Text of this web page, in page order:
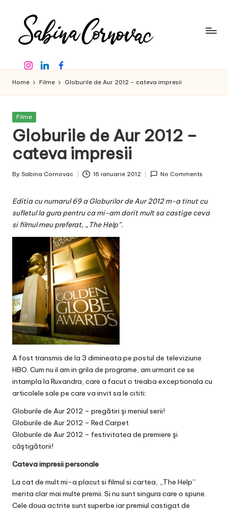
content
a
b
in
a
C
o
r
n
o
v
O
nl
in
e
creator
de
16
-
InstagramLinkedinFacebook
Home Filme Globurile de Aur 2012 – cateva impresii
Posted
Filme
Globurile de Aur 2012 –
cateva impresii
Posted
By Sabina Cornovac 16 ianuarie 2012 No Comments
Editia cu numarul 69 a Globurilor de Aur 2012 m-a tinut cu
sufletul la gura pentru ca mi-am dorit mult sa castige ceva
si filmul meu preferat, „The Help”.
A fost transmis de la 3 dimineata pe postul de televiziune
HBO. Cum nu il am in grila de programe, am urmarit ce se
intampla la Ruxandra, care a facut o treaba exceptionala cu
articolele sale pe care va invit sa le cititi:
Globurile de Aur 2012 – pregătiri şi meniul serii!
Globurile de Aur 2012 – Red Carpet
Globurile de Aur 2012 – festivitatea de premiere şi
câştigătorii!
Cateva impresii personale
La cat de mult mi-a placut si filmul si cartea, „The Help”
merita clar mai multe premii. Si nu sunt singura care o spune.
Cele doua actrite sunt superbe iar premiul castigat de